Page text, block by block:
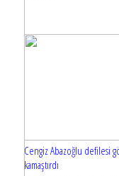
Cengiz Abazoğlu defilesi
kamaştırdı